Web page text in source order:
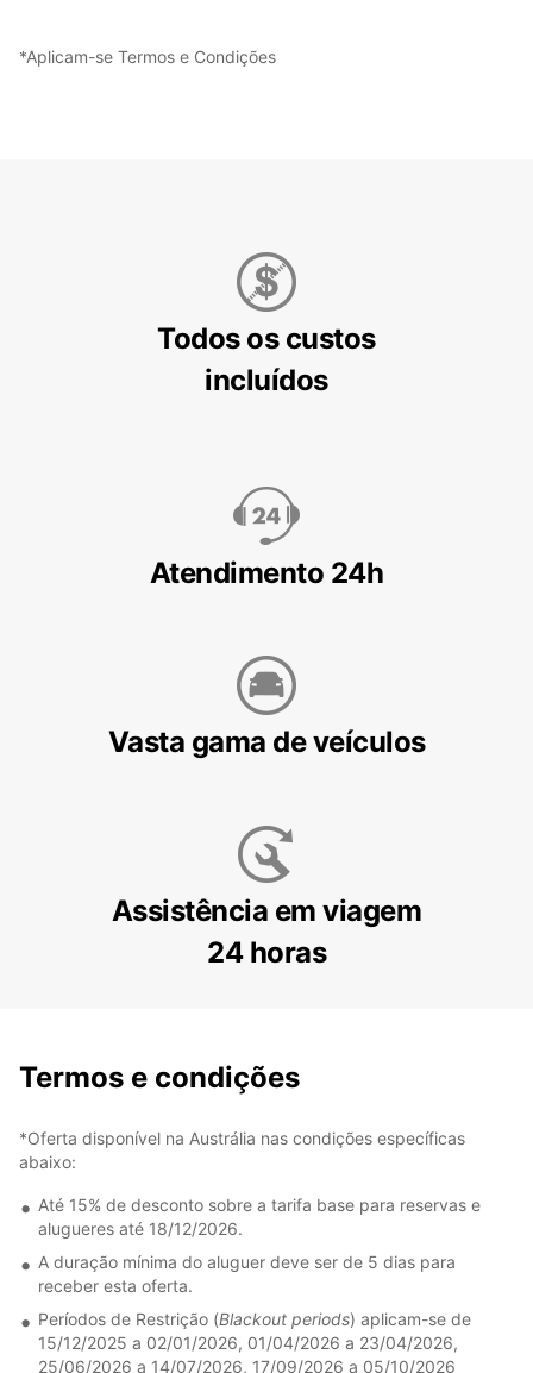
*Aplicam-se Termos e Condições
Todos os custos
incluídos
Atendimento 24h
Vasta gama de veículos
Assistência em viagem
24 horas
Termos e condições
*Oferta disponível na Austrália nas condições específicas
abaixo:
Até 15% de desconto sobre a tarifa base para reservas e
alugueres até 18/12/2026.
A duração mínima do aluguer deve ser de 5 dias para
receber esta oferta.
Períodos de Restrição (Blackout periods) aplicam-se de
15/12/2025 a 02/01/2026, 01/04/2026 a 23/04/2026,
25/06/2026 a 14/07/2026, 17/09/2026 a 05/10/2026